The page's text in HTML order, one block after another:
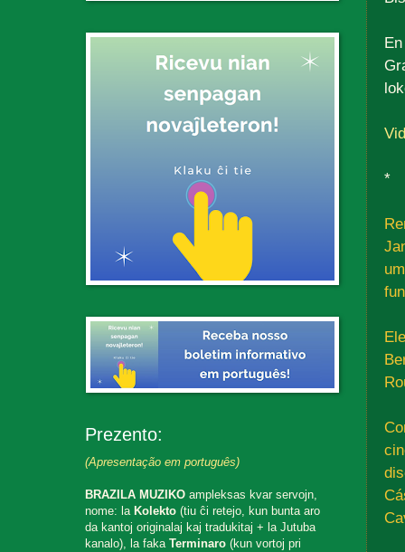
*
Prezento:
(Apresentação em português)
BRAZILA MUZIKO ampleksas kvar servojn,
nome: la Kolekto (tiu ĉi retejo, kun bunta aro
da kantoj originalaj kaj tradukitaj + la Jutuba
kanalo), la fakaTerminaro (kun vortoj pri